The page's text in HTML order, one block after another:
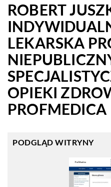
ROBERT
LEKARSKA
OPIEKI
PROFMEDICA
PODGLĄD WITRYNY